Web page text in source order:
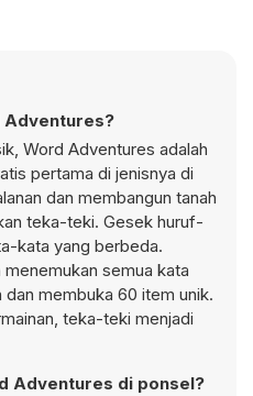
Adventures?
Word Adventures adalah
pertama di jenisnya di
dan membangun tanah
teka-teki. Gesek huruf-
kata yang berbeda.
semua kata
membuka 60 item unik.
teka-teki menjadi
Adventures di ponsel?